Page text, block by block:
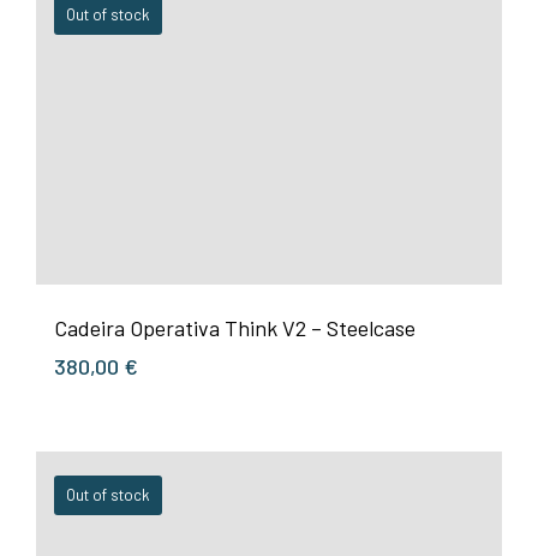
Out of stock
Cadeira Operativa Think V2 – Steelcase
380,00 €
Out of stock